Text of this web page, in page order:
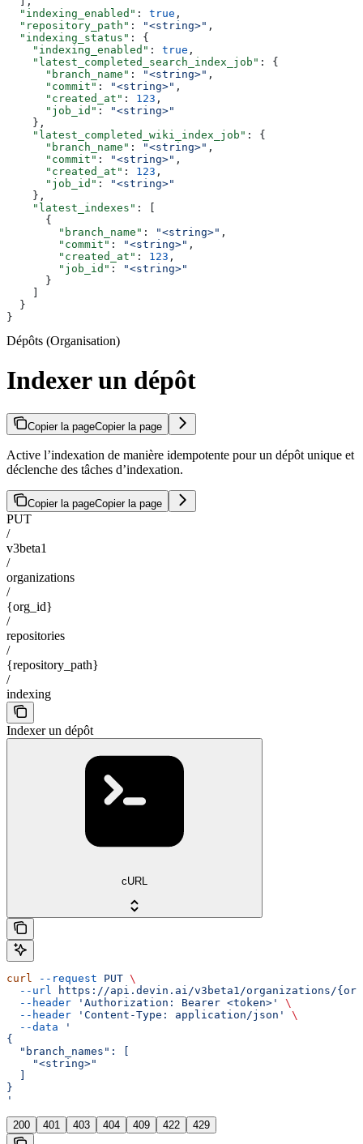
  "indexing_enabled"
: true ,
  "repository_path"
: "<string>" ,
  "indexing_status"
: {
    "indexing_enabled"
: true ,
    "latest_completed_search_index_job"
: {
      "branch_name"
: "<string>" ,
      "commit"
: "<string>" ,
      "created_at"
: 123 ,
      "job_id"
:
"<string>"
    },
    "latest_completed_wiki_index_job"
: {
      "branch_name"
: "<string>" ,
      "commit"
: "<string>" ,
      "created_at"
: 123 ,
      "job_id"
:
"<string>"
    },
    "latest_indexes"
: [
      {
        "branch_name"
: "<string>" ,
        "commit"
: "<string>" ,
        "created_at"
: 123 ,
        "job_id"
:
"<string>"
      }
  }
}
Dépôts (Organisation)
Indexer un dépôt
Copier la pageCopier la page
Active l’indexation de manière idempotente pour un dépôt unique et
déclenche des tâches d’indexation.
Copier la pageCopier la page
PUT
/
v3beta1
/
organizations
/
{org_id}
/
repositories
/
{repository_path}
/
indexing
Indexer un dépôt
cURL
curl --request PUT \
  --url
https://api.devin.ai/v3beta1/organizations/
  --header
'Authorization: Bearer <token>'
\
  --header
'Content-Type: application/json'
\
  --data
'
{
  "branch_names": [
    "<string>"
  ]
}
'
200 401 403 404 409 422 429